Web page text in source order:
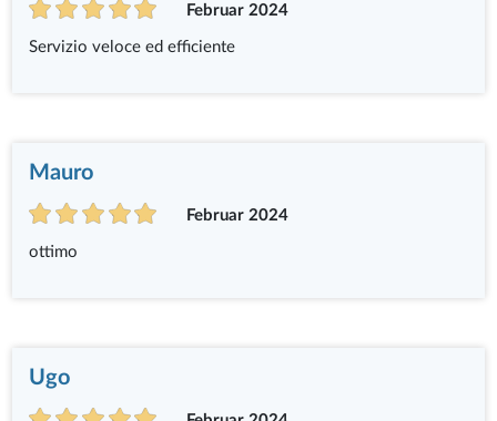
Februar 2024
Servizio veloce ed efficiente
Mauro
Februar 2024
ottimo
Ugo